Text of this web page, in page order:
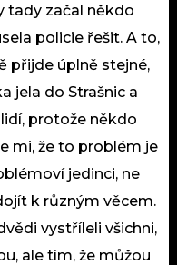
tady začal někdo
policie řešit. A to,
přijde úplně stejné,
jela do Strašnic a
protože někdo
mi, že to problém je
jedinci, ne
k různým věcem.
vystříleli všichni,
ale tím, že můžou